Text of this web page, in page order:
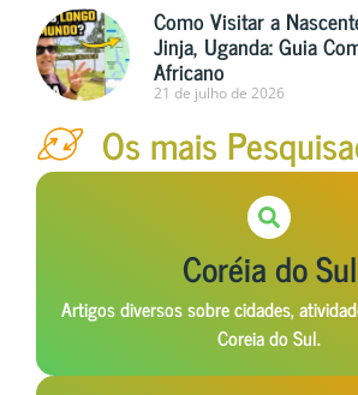
Como Visitar a
Jinja, Uganda: Guia
Africano
21 de julho de 2026
Os mais
Coréia do Sul
Artigos diversos sobre cidades,
Coreia do Sul.